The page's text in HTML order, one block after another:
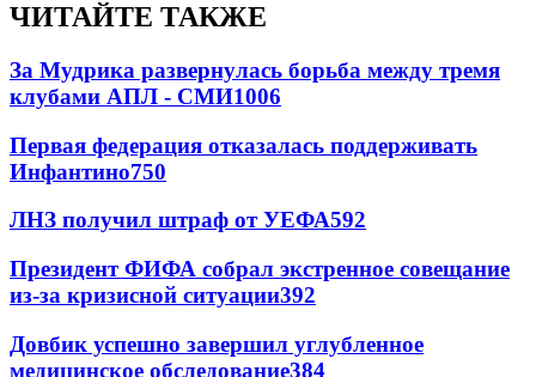
ЧИТАЙТЕ ТАКЖЕ
За Мудрика развернулась борьба между тремя
клубами АПЛ - СМИ1006
Первая федерация отказалась поддерживать
Инфантино750
ЛНЗ получил штраф от УЕФА592
Президент ФИФА собрал экстренное совещание
из-за кризисной ситуации392
Довбик успешно завершил углубленное
медицинское обследование384